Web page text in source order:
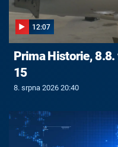
12:07
Prima Historie,
15
8. srpna 2026 20:40